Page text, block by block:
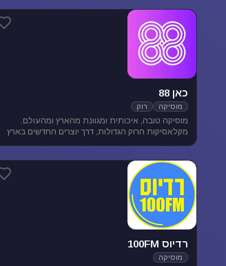
כאן 88
מוסיקה רוק
מוסיקה טובה, איכותית ומגוונת מהארץ ומהעולם.
מקלאסיקות הרוק הגדולות, דרך יוצרים החדשים בארץ
רדיוס 100FM
מוסיקה